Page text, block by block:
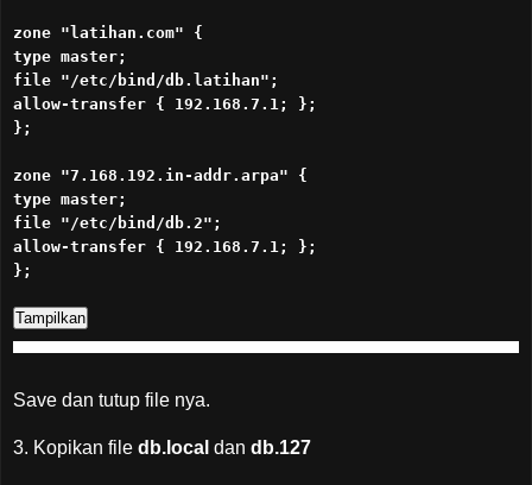
zone "latihan.com" {
type master;
file "/etc/bind/db.latihan";
allow-transfer { 192.168.7.1; };
};
zone "7.168.192.in-addr.arpa" {
type master;
file "/etc/bind/db.2";
allow-transfer { 192.168.7.1; };
};
Save dan tutup file nya.
3. Kopikan file db.local dan db.127